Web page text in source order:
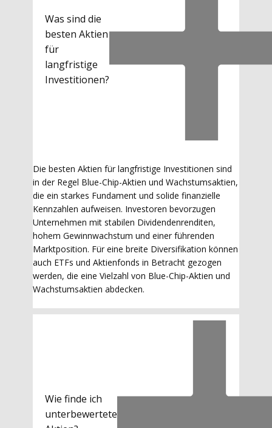
Was sind die
besten Aktien
für
langfristige
Investitionen?
Die besten Aktien für langfristige Investitionen sind
in der Regel Blue-Chip-Aktien und Wachstumsaktien,
die ein starkes Fundament und solide finanzielle
Kennzahlen aufweisen. Investoren bevorzugen
Unternehmen mit stabilen Dividendenrenditen,
hohem Gewinnwachstum und einer führenden
Marktposition. Für eine breite Diversifikation können
auch ETFs und Aktienfonds in Betracht gezogen
werden, die eine Vielzahl von Blue-Chip-Aktien und
Wachstumsaktien abdecken.
Wie finde ich
unterbewertete